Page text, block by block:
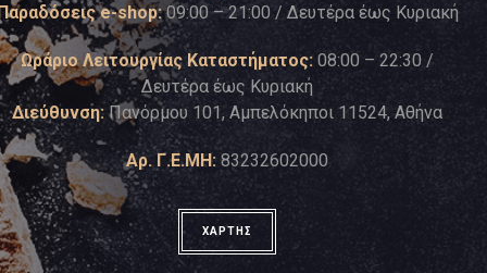
e-shop:09:00 – 21:00 / Δευτέρα έως Κυριακή
Ωράριο Λειτουργίας Καταστήματος: 08:00 – 22:30 /
Δευτέρα έως Κυριακή
Διεύθυνση: Πανόρμου 101, Αμπελόκηποι 11524, Αθήνα
Αρ. Γ.Ε.ΜΗ: 83232602000
ΧΑΡΤΗΣ